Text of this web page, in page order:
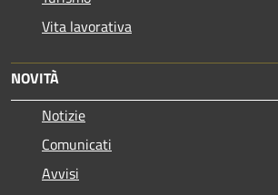
Vita lavorativa
NOVITÀ
Notizie
Comunicati
Avvisi